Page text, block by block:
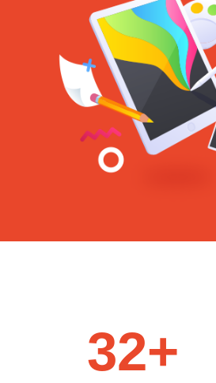
#sedémarquer
32+